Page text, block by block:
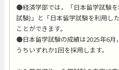
●経済学部では，「日本留学試験
試験)」と「日本留学試験を利用し
ことができます。
●日本留学試験の成績は2025年6月
うちいずれか1回を採用します。